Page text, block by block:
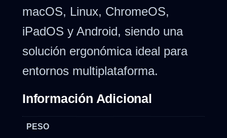
macOS, Linux, ChromeOS,
iPadOS y Android, siendo una
solución ergonómica ideal para
entornos multiplataforma.
Información Adicional
PESO